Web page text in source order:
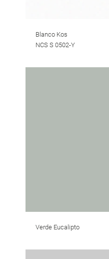
Blanco Kos
NCS S 0502-Y
Verde Eucalipto